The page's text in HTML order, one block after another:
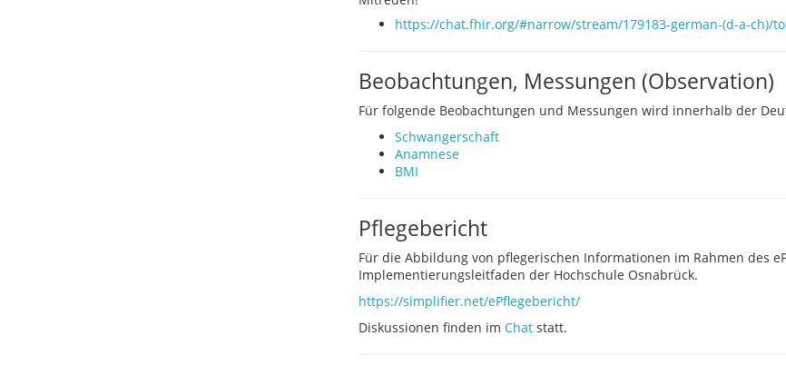
https://chat.fhir.org/#narrow/stream/179183-german-(d-a-ch)/
Beobachtungen, Messungen (Observation)
Für folgende Beobachtungen und Messungen wird innerhalb der
Schwangerschaft
Anamnese
BMI
Pflegebericht
Für die Abbildung von pflegerischen Informationen im Rahmen des
Implementierungsleitfaden der Hochschule Osnabrück.
https://simplifier.net/ePflegebericht/
Diskussionen finden im Chatstatt.